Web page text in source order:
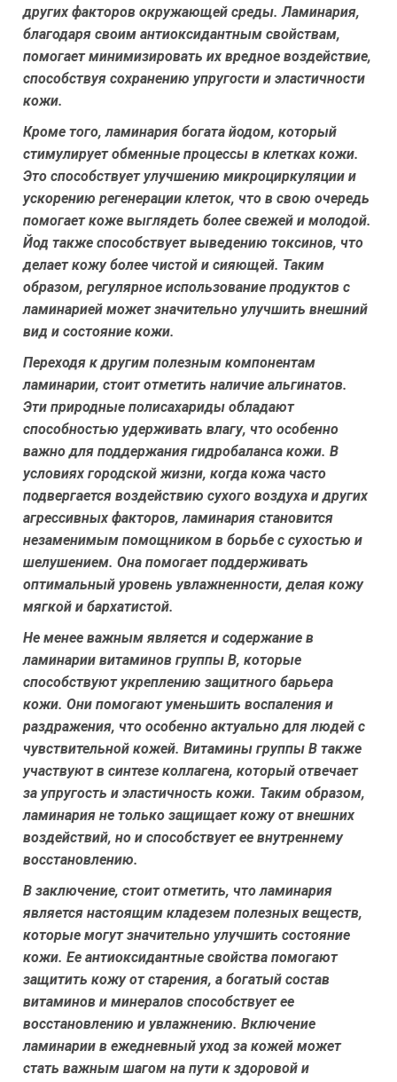
других факторов окружающей среды. Ламинария,
благодаря своим антиоксидантным свойствам,
помогает минимизировать их вредное воздействие,
способствуя сохранению упругости и эластичности
кожи.
Кроме того, ламинария богата йодом, который
стимулирует обменные процессы в клетках кожи.
Это способствует улучшению микроциркуляции и
ускорению регенерации клеток, что в свою очередь
помогает коже выглядеть более свежей и молодой.
Йод также способствует выведению токсинов, что
делает кожу более чистой и сияющей. Таким
образом, регулярное использование продуктов с
ламинарией может значительно улучшить внешний
вид и состояние кожи.
Переходя к другим полезным компонентам
ламинарии, стоит отметить наличие альгинатов.
Эти природные полисахариды обладают
способностью удерживать влагу, что особенно
важно для поддержания гидробаланса кожи. В
условиях городской жизни, когда кожа часто
подвергается воздействию сухого воздуха и других
агрессивных факторов, ламинария становится
незаменимым помощником в борьбе с сухостью и
шелушением. Она помогает поддерживать
оптимальный уровень увлажненности, делая кожу
мягкой и бархатистой.
Не менее важным является и содержание в
ламинарии витаминов группы B, которые
способствуют укреплению защитного барьера
кожи. Они помогают уменьшить воспаления и
раздражения, что особенно актуально для людей с
чувствительной кожей. Витамины группы B также
участвуют в синтезе коллагена, который отвечает
за упругость и эластичность кожи. Таким образом,
ламинария не только защищает кожу от внешних
воздействий, но и способствует ее внутреннему
восстановлению.
В заключение, стоит отметить, что ламинария
является настоящим кладезем полезных веществ,
которые могут значительно улучшить состояние
кожи. Ее антиоксидантные свойства помогают
защитить кожу от старения, а богатый состав
витаминов и минералов способствует ее
восстановлению и увлажнению. Включение
ламинарии в ежедневный уход за кожей может
стать важным шагом на пути к здоровой и